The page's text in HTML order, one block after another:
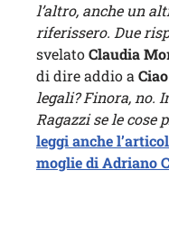
l’altro, anche un
riferissero. Due
svelatoClaudia
di dire addio a
legali? Finora, no.
Ragazzi se le
leggi anche
moglie di Adriano